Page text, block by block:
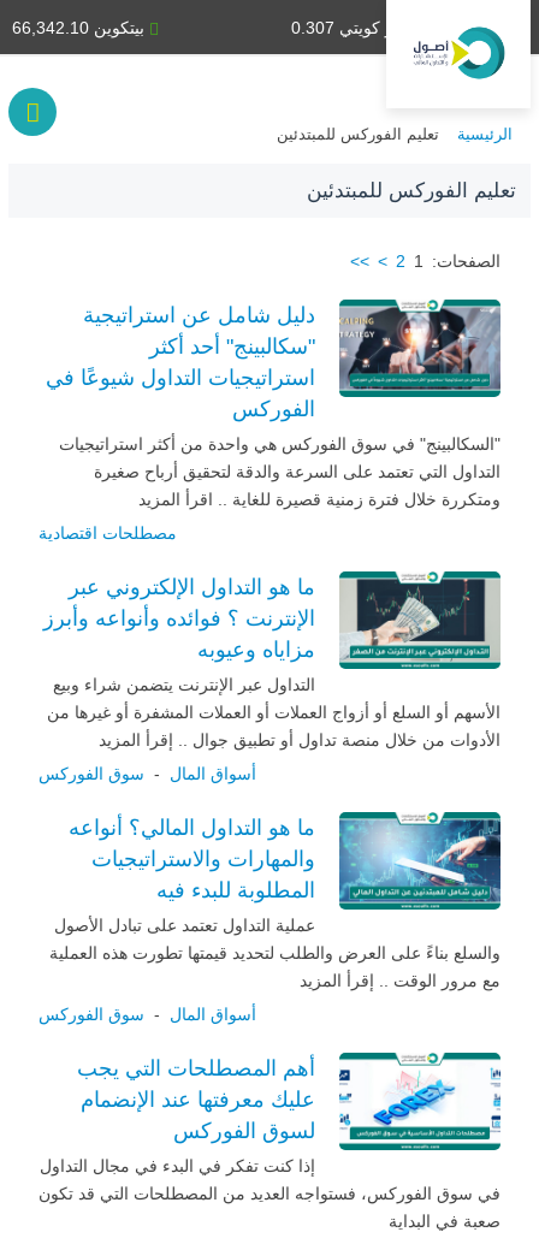
بيتكوين 66,342.10 دينار كويتي 0.307
الرئيسية تعليم الفوركس للمبتدئين
تعليم الفوركس للمبتدئين
الصفحات: 1
2
>
>>
دليل شامل عن استراتيجية
"سكالبينج" أحد أكثر
استراتيجيات التداول شيوعًا في
الفوركس
"السكالبينج" في سوق الفوركس هي واحدة من أكثر استراتيجيات
التداول التي تعتمد على السرعة والدقة لتحقيق أرباح صغيرة
ومتكررة خلال فترة زمنية قصيرة للغاية .. اقرأ المزيد
مصطلحات اقتصادية
ما هو التداول الإلكتروني عبر
الإنترنت ؟ فوائده وأنواعه وأبرز
مزاياه وعيوبه
التداول عبر الإنترنت يتضمن شراء وبيع
الأسهم أو السلع أو أزواج العملات أو العملات المشفرة أو غيرها من
الأدوات من خلال منصة تداول أو تطبيق جوال .. إقرأ المزيد
أسواق المال - سوق الفوركس
ما هو التداول المالي؟ أنواعه
والمهارات والاستراتيجيات
المطلوبة للبدء فيه
عملية التداول تعتمد على تبادل الأصول
والسلع بناءً على العرض والطلب لتحديد قيمتها تطورت هذه العملية
مع مرور الوقت .. إقرأ المزيد
أسواق المال - سوق الفوركس
أهم المصطلحات التي يجب
عليك معرفتها عند الإنضمام
لسوق الفوركس
إذا كنت تفكر في البدء في مجال التداول
في سوق الفوركس، فستواجه العديد من المصطلحات التي قد تكون
صعبة في البداية